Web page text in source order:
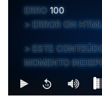
ERRO 100
ERROR ON
ESTE
MOMENTO